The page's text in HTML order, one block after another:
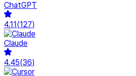
ChatGPT
4.11(127)
Claude
4.45(36)